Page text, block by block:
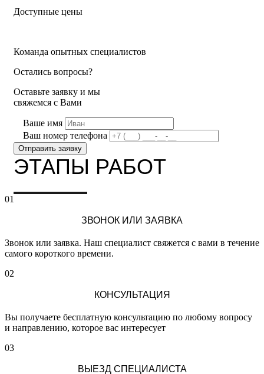
Доступные цены
Команда опытных специалистов
Остались вопросы?
Оставьте заявку и мы
свяжемся с Вами
Ваше имя
Ваш номер телефона
ЭТАПЫ РАБОТ
01
ЗВОНОК ИЛИ ЗАЯВКА
Звонок или заявка. Наш специалист свяжется с вами в течение
самого короткого времени.
02
КОНСУЛЬТАЦИЯ
Вы получаете бесплатную консультацию по любому вопросу
и направлению, которое вас интересует
03
ВЫЕЗД СПЕЦИАЛИСТА